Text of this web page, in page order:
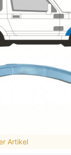
Artikel